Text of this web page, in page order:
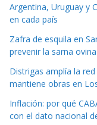
Argentina, Uruguay y
en cada país
Zafra de esquila en
prevenir la sarna ovina
Distrigas amplía la
mantiene obras en
Inflación: por qué
con el dato nacional